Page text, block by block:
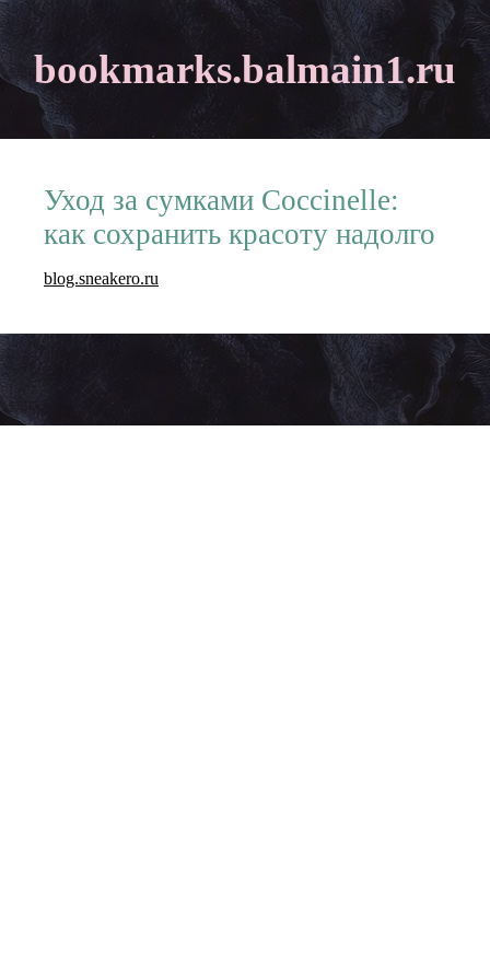
bookmarks.balmain1.ru
Уход за сумками Coccinelle:
как сохранить красоту надолго
blog.sneakero.ru